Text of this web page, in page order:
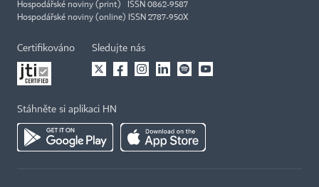
Hospodářské noviny (print) ISSN 0862-9587
Hospodářské noviny (online) ISSN 2787-950X
Certifikováno Sledujte nás
Stáhněte si aplikaci HN